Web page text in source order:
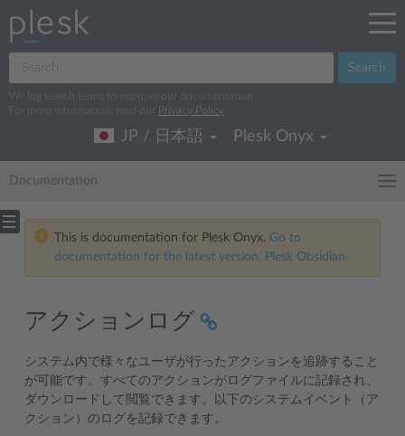
Search
We log search terms to improve our documentation.
For more information, read our
Privacy Policy
JP / 日本語 Plesk Onyx
Documentation
This is documentation for Plesk Onyx. Go to
documentation for the latest version, Plesk Obsidian.
アクションログ
システム内で様々なユーザが行ったアクションを追跡すること
が可能です。すべてのアクションがログファイルに記録され、
ダウンロードして閲覧できます。以下のシステムイベント（ア
クション）のログを記録できます。